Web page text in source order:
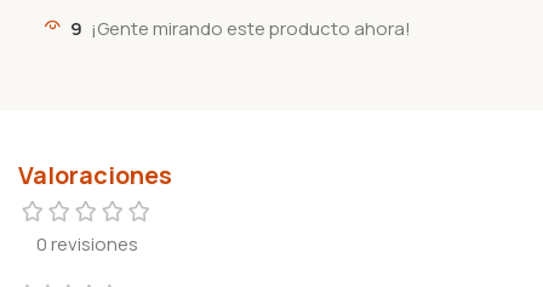
9 ¡Gente mirando este producto ahora!
Valoraciones
0 revisiones